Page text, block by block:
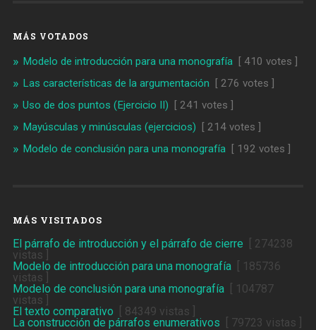
MÁS VOTADOS
Modelo de introducción para una monografía[ 410 votes ]
Las características de la argumentación [ 276 votes ]
Uso de dos puntos (Ejercicio II) [ 241 votes ]
Mayúsculas y minúsculas (ejercicios) [ 214 votes ]
Modelo de conclusión para una monografía[ 192 votes ]
MÁS VISITADOS
El párrafo de introducción y el párrafo de cierre [ 274238
vistas ]
Modelo de introducción para una monografía[ 185736
vistas ]
Modelo de conclusión para una monografía[ 104787
vistas ]
El texto comparativo [ 84349 vistas ]
La construcción de párrafos enumerativos [ 79723 vistas ]